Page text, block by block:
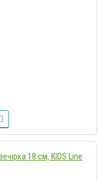
на свій смак.
щоденники, пенали,